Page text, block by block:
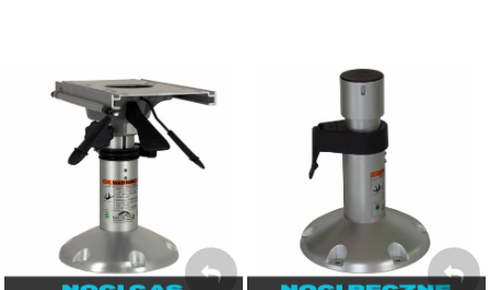
Nogi regulowane GAS /
Teleskop